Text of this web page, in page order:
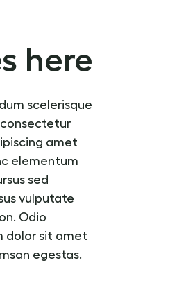
here
scelerisque
amet
elementum
sed
vulputate
Odio
dolor sit amet
egestas.